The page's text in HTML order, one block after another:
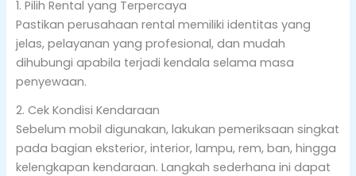
1. Pilih Rental yang Terpercaya
Pastikan perusahaan rental memiliki identitas yang
jelas, pelayanan yang profesional, dan mudah
dihubungi apabila terjadi kendala selama masa
penyewaan.
2. Cek Kondisi Kendaraan
Sebelum mobil digunakan, lakukan pemeriksaan singkat
pada bagian eksterior, interior, lampu, rem, ban, hingga
kelengkapan kendaraan. Langkah sederhana ini dapat